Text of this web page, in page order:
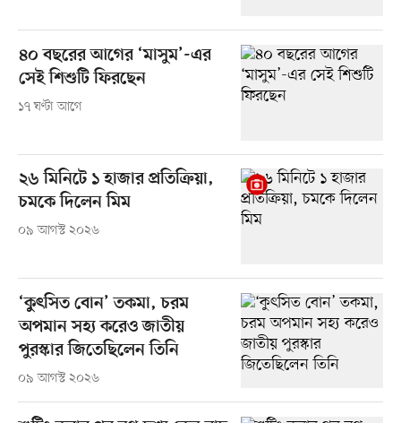
৪০ বছরের আগের ‘মাসুম’-এর
সেই শিশুটি ফিরছেন
১৭ ঘণ্টা আগে
২৬ মিনিটে ১ হাজার প্রতিক্রিয়া,
চমকে দিলেন মিম
০৯ আগস্ট ২০২৬
‘কুৎসিত বোন’ তকমা, চরম
অপমান সহ্য করেও জাতীয়
পুরস্কার জিতেছিলেন তিনি
০৯ আগস্ট ২০২৬